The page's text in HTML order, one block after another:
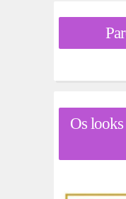
Os looks